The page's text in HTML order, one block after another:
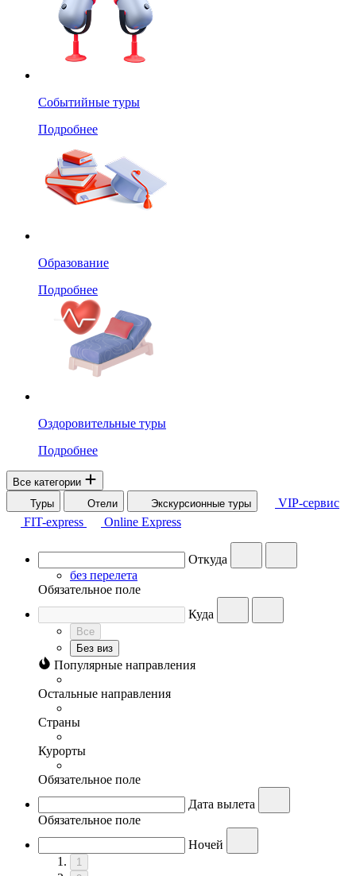
Событийные туры
Подробнее
Образование
Подробнее
Оздоровительные туры
Подробнее
Все категории
Туры
Отели Экскурсионные туры
VIP-сервис
FIT-express
Online Express
Откуда
без перелета
Обязательное поле
Куда
Все
Без виз
Популярные направления
Остальные направления
Страны
Курорты
Обязательное поле
Дата вылета
Обязательное поле
Ночей
1